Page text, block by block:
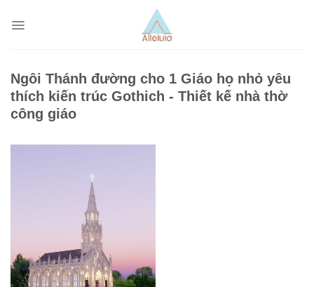
Ngôi Thánh đường cho 1 Giáo họ nhỏ yêu
thích kiến trúc Gothich - Thiết kế nhà thờ
công giáo